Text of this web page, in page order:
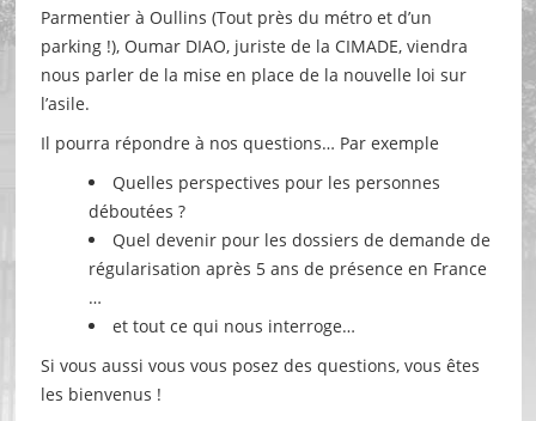
Parmentier à Oullins (Tout près du métro et d’un
parking !), Oumar DIAO, juriste de la CIMADE, viendra
nous parler de la mise en place de la nouvelle loi sur
l’asile.
Il pourra répondre à nos questions… Par exemple
Quelles perspectives pour les personnes
déboutées ?
Quel devenir pour les dossiers de demande de
régularisation après 5 ans de présence en France
…
et tout ce qui nous interroge…
Si vous aussi vous vous posez des questions, vous êtes
les bienvenus !